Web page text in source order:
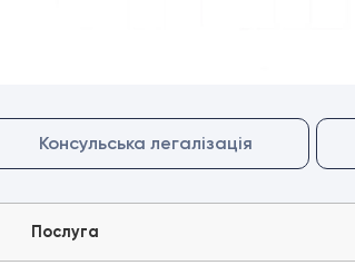
Консульська легалізація
Послуга